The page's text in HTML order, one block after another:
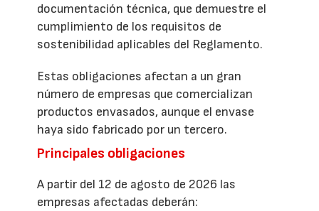
documentación técnica, que demuestre el
cumplimiento de los requisitos de
sostenibilidad aplicables del Reglamento.
Estas obligaciones afectan a un gran
número de empresas que comercializan
productos envasados, aunque el envase
haya sido fabricado por un tercero.
Principales obligaciones
A partir del 12 de agosto de 2026 las
empresas afectadas deberán: